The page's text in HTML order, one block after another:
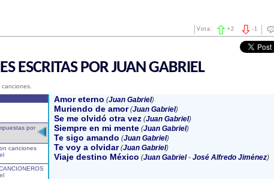
-1
Vota: +2
ESCRITAS POR JUAN GABRIEL
por
canciones
Amor eterno (Juan Gabriel)
Muriendo de amor (Juan Gabriel)
Se me olvidó otra vez (Juan Gabriel)
Siempre en mi mente (Juan Gabriel)
Te sigo amando (Juan Gabriel)
Te voy a olvidar (Juan Gabriel)
Viaje destino México (Juan Gabriel- José Alfredo Jiménez)